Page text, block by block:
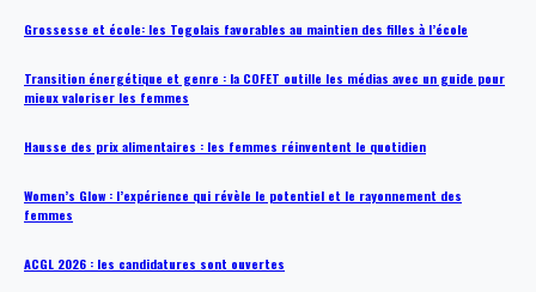
Grossesse et école: les Togolais favorables au maintien des filles à l’école
Transition énergétique et genre : la COFET outille les médias avec un guide pour
mieux valoriser les femmes
Hausse des prix alimentaires : les femmes réinventent le quotidien
Women’s Glow : l’expérience qui révèle le potentiel et le rayonnement des
femmes
ACGL 2026 : les candidatures sont ouvertes